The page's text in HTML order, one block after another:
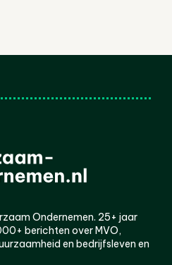
Ondernemen. 25+ jaar
berichten over MVO,
en bedrijfsleven en